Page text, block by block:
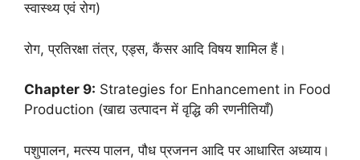
स्वास्थ्य एवं रोग)
रोग, प्रतिरक्षा तंत्र, एड्स, कैंसर आदि विषय शामिल हैं।
Chapter 9: Strategies for Enhancement in Food
Production (खाद्य उत्पादन में वृद्धि की रणनीतियाँ)
पशुपालन, मत्स्य पालन, पौध प्रजनन आदि पर आधारित अध्याय।